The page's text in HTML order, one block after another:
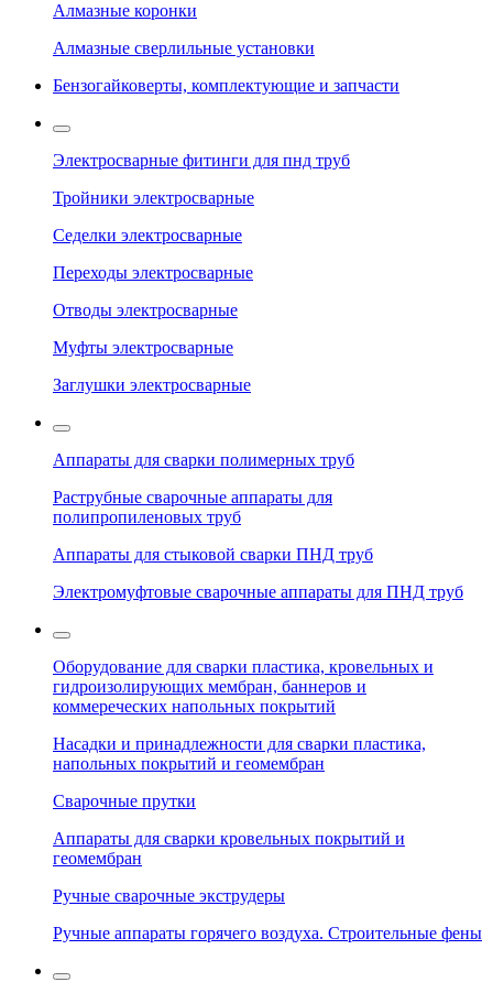
Алмазные коронки
Алмазные сверлильные установки
Бензогайковерты, комплектующие и запчасти
Электросварные фитинги для пнд труб
Тройники электросварные
Седелки электросварные
Переходы электросварные
Отводы электросварные
Муфты электросварные
Заглушки электросварные
Аппараты для сварки полимерных труб
Раструбные сварочные аппараты для
полипропиленовых труб
Аппараты для стыковой сварки ПНД труб
Электромуфтовые сварочные аппараты для ПНД труб
Оборудование для сварки пластика, кровельных и
гидроизолирующих мембран, баннеров и
коммереческих напольных покрытий
Насадки и принадлежности для сварки пластика,
напольных покрытий и геомембран
Сварочные прутки
Аппараты для сварки кровельных покрытий и
геомембран
Ручные сварочные экструдеры
Ручные аппараты горячего воздуха. Строительные фены